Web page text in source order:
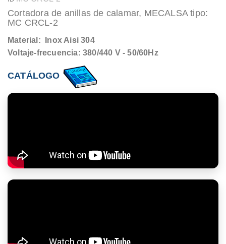
Cortadora de anillas de calamar, MECALSA tipo:
MC CRCL-2
Material: Inox Aisi 304
Voltaje-frecuencia: 380/440 V - 50/60Hz
CATÁLOGO